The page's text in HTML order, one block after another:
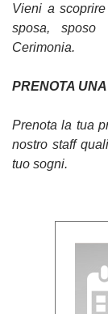
Vieni a
sposa, sposo
Cerimonia.
PRENOTA
Prenota la tua
nostro staff
tuo sogni.